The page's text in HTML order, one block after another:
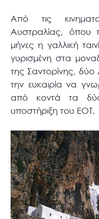
Από τις
Αυστραλίας, όπου
μήνες η γαλλική
γυρισμένη στα
της Σαντορίνης, δύο
την ευκαιρία να
από κοντά τα
υποστήριξη του ΕΟΤ.